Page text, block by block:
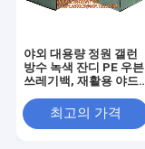
야외 대용량 정원 갤런
방수 녹색 잔디 PE 우븐
쓰레기백, 재활용 야드
최고의 가격